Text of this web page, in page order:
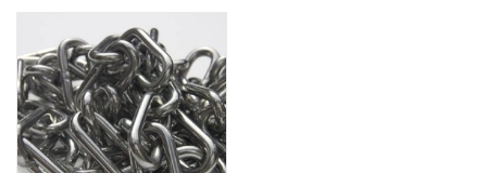
Niro Zubehör
Wantenseile
Niro Deckbeschläge